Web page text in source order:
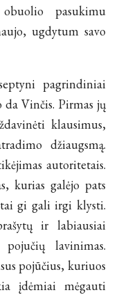
pasukimu
ugdytum savo
pagrindiniai
Vinčis. Pirmas jų
klausimus,
džiaugsmą.
autoritetais.
kurias galėjo pats
gi gali irgi klysti.
ir labiausiai
lavinimas.
pojūčius, kuriuos
įdėmiai mėgauti